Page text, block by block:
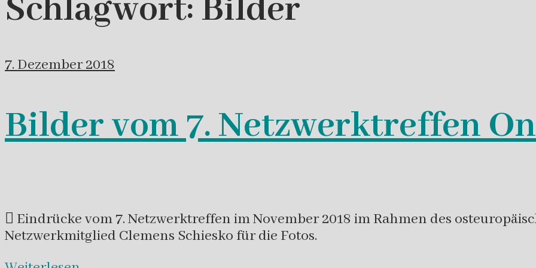
Schlagwort: Bilder
7. Dezember 2018
Bilder vom 7. Netzwerktreffen
 Eindrücke vom 7. Netzwerktreffen im November 2018 im Rahmen des
Netzwerkmitglied Clemens Schiesko für die Fotos.